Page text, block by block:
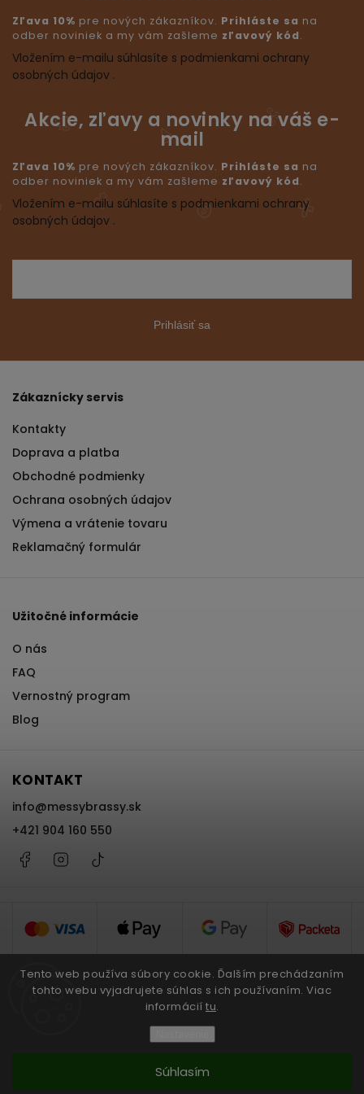
Tento web používa súbory cookie. Ďalším prechádzaním
tohto webu vyjadrujete súhlas s ich používaním. Viac
informácií tu.
Súhlasím
Zľava 10% pre nových zákazníkov. Prihláste sa na
odber noviniek a my vám zašleme zľavový kód.
Vložením e-mailu súhlasíte s podmienkami ochrany
osobných údajov .
Akcie, zľavy a novinky na váš e-
mail
Zľava 10% pre nových zákazníkov. Prihláste sa na
odber noviniek a my vám zašleme zľavový kód.
Vložením e-mailu súhlasíte s podmienkami ochrany
osobných údajov .
Prihlásiť sa
Zákaznícky servis
Kontakty
Doprava a platba
Obchodné podmienky
Ochrana osobných údajov
Výmena a vrátenie tovaru
Reklamačný formulár
Užitočné informácie
O nás
FAQ
Vernostný program
Blog
KONTAKT
info@messybrassy.sk
+421 904 160 550
FacebookInstagram
Messy Brassy. Všetky práva vyhradené.